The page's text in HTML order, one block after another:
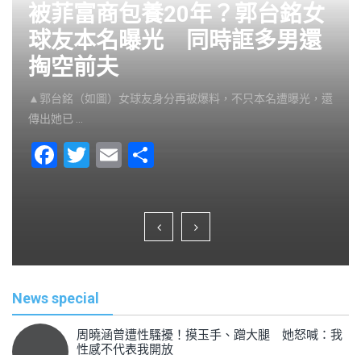
被菲富商包養20年？郭台銘女
球友本名曝光 同時誆多男還
掏空前夫
▲郭台銘（如圖）女球友身分再被爆料，不只本名遭曝光，還
傳出她已 …
F
b
o
k
T
E
ar
e
News special
周曉涵曾遭性騷擾！摸玉手、蹭大腿 她怒喊：我
性感不代表我開放